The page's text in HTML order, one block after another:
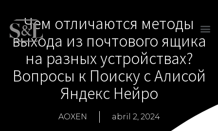
Чем отличаются методы
выхода из почтового ящика
на разных устройствах?
Вопросы к Поиску с Алисой
Яндекс Нейро
AOXEN abril 2, 2024